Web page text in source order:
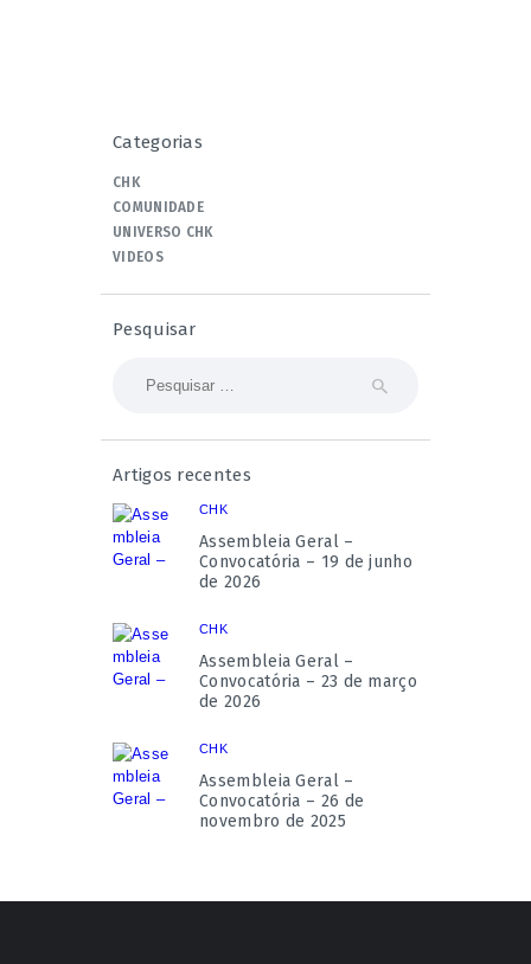
Categorias
CHK
COMUNIDADE
UNIVERSO CHK
VIDEOS
Pesquisar
Artigos recentes
CHK
Assembleia Geral –
Convocatória – 19 de junho
de 2026
CHK
Assembleia Geral –
Convocatória – 23 de março
de 2026
CHK
Assembleia Geral –
Convocatória – 26 de
novembro de 2025